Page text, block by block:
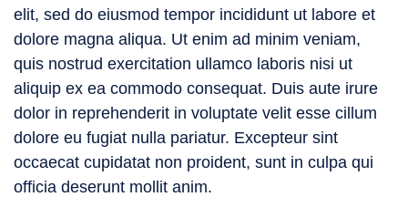
elit, sed do eiusmod tempor incididunt ut labore et
dolore magna aliqua. Ut enim ad minim veniam,
quis nostrud exercitation ullamco laboris nisi ut
aliquip ex ea commodo consequat. Duis aute irure
dolor in reprehenderit in voluptate velit esse cillum
dolore eu fugiat nulla pariatur. Excepteur sint
occaecat cupidatat non proident, sunt in culpa qui
officia deserunt mollit anim.